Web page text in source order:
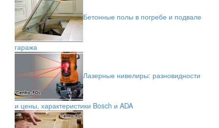
Бетонные полы в погребе и подвале
гаража
Лазерные нивелиры: разновидности
и цены, характеристики Bosch и ADA